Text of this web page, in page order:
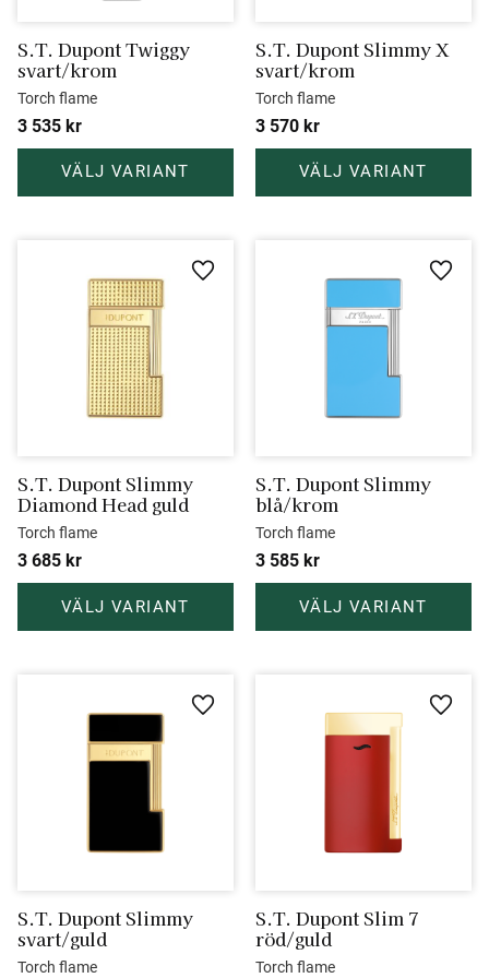
S.T. Dupont Twiggy
svart/krom
Torch flame
3 535 kr
S.T. Dupont Slimmy X
svart/krom
Torch flame
3 570 kr
S.T. Dupont Slimmy
Diamond Head guld
Torch flame
3 685 kr
Lägg till i favoriter
S.T. Dupont Slimmy
blå/krom
Torch flame
3 585 kr
Lägg
S.T. Dupont Slimmy
svart/guld
Torch flame
Lägg till i favoriter
S.T. Dupont Slim 7
röd/guld
Torch flame
Lägg